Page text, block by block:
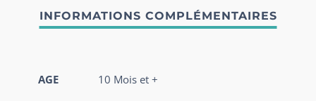
AGE 10 Mois et +